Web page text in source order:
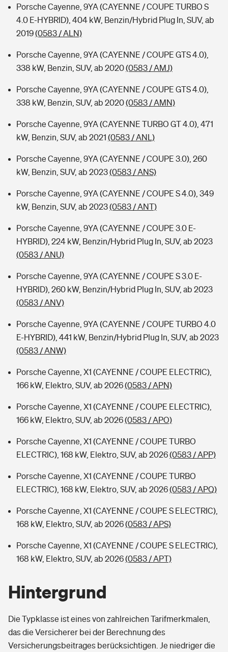
Porsche Cayenne, 9YA (CAYENNE / COUPE TURBO S
4.0 E-HYBRID), 404 kW, Benzin/Hybrid Plug In, SUV, ab
2019(0583 / ALN)
Porsche Cayenne, 9YA (CAYENNE / COUPE GTS 4.0),
338 kW, Benzin, SUV, ab 2020(0583 / AMJ)
Porsche Cayenne, 9YA (CAYENNE / COUPE GTS 4.0),
338 kW, Benzin, SUV, ab 2020(0583 / AMN)
Porsche Cayenne, 9YA (CAYENNE TURBO GT 4.0), 471
kW, Benzin, SUV, ab 2021 (0583 / ANL)
Porsche Cayenne, 9YA (CAYENNE / COUPE 3.0), 260
kW, Benzin, SUV, ab 2023(0583 / ANS)
Porsche Cayenne, 9YA (CAYENNE / COUPE S 4.0), 349
kW, Benzin, SUV, ab 2023(0583 / ANT)
Porsche Cayenne, 9YA (CAYENNE / COUPE 3.0 E-
HYBRID), 224 kW, Benzin/Hybrid Plug In, SUV, ab 2023
(0583 / ANU)
Porsche Cayenne, 9YA (CAYENNE / COUPE S 3.0 E-
HYBRID), 260 kW, Benzin/Hybrid Plug In, SUV, ab 2023
(0583 / ANV)
Porsche Cayenne, 9YA (CAYENNE / COUPE TURBO 4.0
E-HYBRID), 441 kW, Benzin/Hybrid Plug In, SUV, ab 2023
(0583 / ANW)
Porsche Cayenne, X1 (CAYENNE / COUPE ELECTRIC),
166 kW, Elektro, SUV, ab 2026(0583 / APN)
Porsche Cayenne, X1 (CAYENNE / COUPE ELECTRIC),
166 kW, Elektro, SUV, ab 2026(0583 / APO)
Porsche Cayenne, X1 (CAYENNE / COUPE TURBO
ELECTRIC), 168 kW, Elektro, SUV, ab 2026(0583 / APP)
Porsche Cayenne, X1 (CAYENNE / COUPE TURBO
ELECTRIC), 168 kW, Elektro, SUV, ab 2026(0583 / APQ)
Porsche Cayenne, X1 (CAYENNE / COUPE S ELECTRIC),
168 kW, Elektro, SUV, ab 2026(0583 / APS)
Porsche Cayenne, X1 (CAYENNE / COUPE S ELECTRIC),
168 kW, Elektro, SUV, ab 2026(0583 / APT)
Hintergrund
Die Typklasse ist eines von zahlreichen Tarifmerkmalen,
das die Versicherer bei der Berechnung des
Versicherungsbeitrages berücksichtigen. Je niedriger die